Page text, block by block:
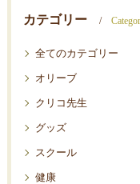
カテゴリー
全てのカテゴリー
オリーブ
クリコ先生
グッズ
スクール
健康